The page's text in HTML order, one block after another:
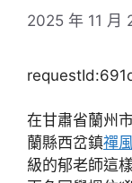
2025 年 11 月
在甘肅省蘭州
蘭縣西岔鎮禪
級的郁老師這